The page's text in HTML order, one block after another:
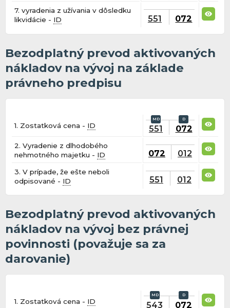
7. vyradenia z užívania v dôsledku
likvidácie - ID 551 072
Bezodplatný prevod aktivovaných
nákladov na vývoj na základe
právneho predpisu
1. Zostatková cena - ID 551 072
2. Vyradenie z dlhodobého
nehmotného majetku - ID 072 012
3. V prípade, že ešte neboli
odpisované - ID 551 012
Bezodplatný prevod aktivovaných
nákladov na vývoj bez právnej
povinnosti (považuje sa za
darovanie)
1. Zostatková cena - ID 543 072